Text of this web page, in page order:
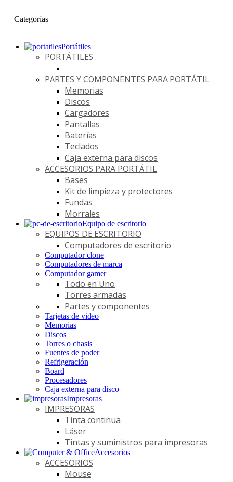
Categorías
Portátiles
PORTÁTILES
PARTES Y COMPONENTES PARA PORTÁTIL
Memorias
Discos
Cargadores
Pantallas
Baterías
Teclados
Caja externa para discos
ACCESORIOS PARA PORTÁTIL
Bases
Kit de limpieza y protectores
Fundas
Morrales
Equipo de escritorio
EQUIPOS DE ESCRITORIO
Computadores de escritorio
Computador clone
Computadores de marca
Computador gamer
Todo en Uno
Torres armadas
Partes y componentes
Tarjetas de video
Memorias
Discos
Torres o chasis
Fuentes de poder
Refrigeración
Board
Procesadores
Caja externa para disco
Impresoras
IMPRESORAS
Tinta continua
Láser
Tintas y suministros para impresoras
Accesorios
ACCESORIOS
Mouse